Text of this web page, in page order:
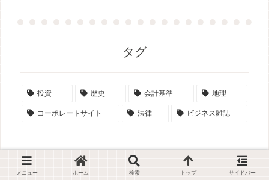
タグ
投資 歴史 会計基準 地理
コーポレートサイト 法律 ビジネス雑誌
メニュー ホーム 検索 トップ サイドバー